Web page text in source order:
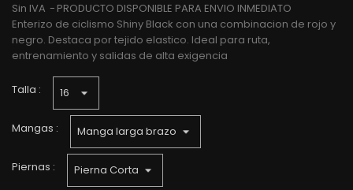
Sin IVA
PRODUCTO DISPONIBLE PARA ENVIO INMEDIATO
Enterizo de ciclismo Shiny Black con una combinacion de rojo y
negro. Destaca por tejido elastico. Ideal para ruta,
entrenamiento y salidas de alta exigencia
Talla :
Mangas :
Piernas :